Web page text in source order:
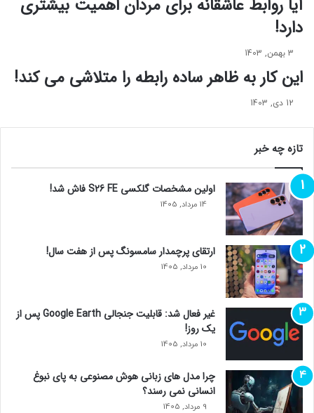
ا
ث
ق
ر
د
د
!
ن
آیا روابط عاشقانه برای مردان اهمیت بیشتری
دارد!
3 بهمن, 1403
این کار به ظاهر ساده رابطه را متلاشی می کند!
12 دی, 1403
تازه چه خبر
اولین مشخصات گلکسی S26 FE فاش شد!
14 مرداد, 1405
ارتقای پرچمدار سامسونگ پس از هفت سال!
10 مرداد, 1405
غیر فعال شد: قابلیت جنجالی Google Earth پس از
یک روز!
10 مرداد, 1405
چرا مدل‌ های زبانی هوش مصنوعی به پای نبوغ
انسانی نمی‌ رسند؟
9 مرداد, 1405